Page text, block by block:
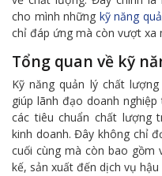
cho mình những kỹ năng
chỉ đáp ứng mà còn vượt
Tổng quan về kỹ
Kỹ năng quản lý chất
giúp lãnh đạo doanh
các tiêu chuẩn chất lượng
kinh doanh. Đây không chỉ
cuối cùng mà còn bao gồm
kế, sản xuất đến dịch vụ hậu